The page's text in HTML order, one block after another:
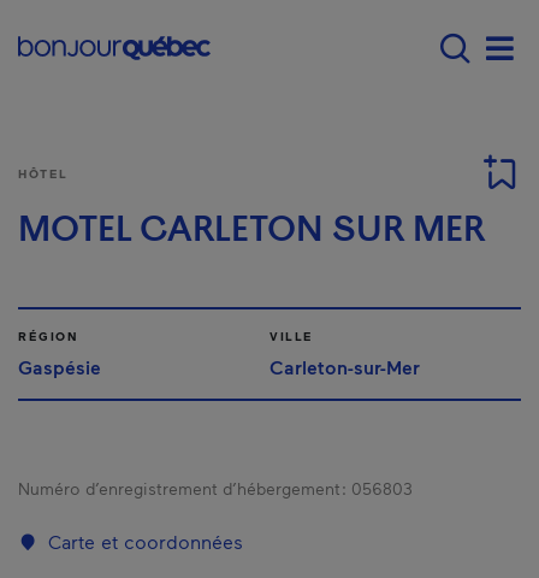
Main navigation -
HÔTEL
MOTEL CARLETON SUR MER
RÉGION
Gaspésie
VILLE
Carleton-sur-Mer
Numéro d’enregistrement d’hébergement : 056803
Carte et coordonnées